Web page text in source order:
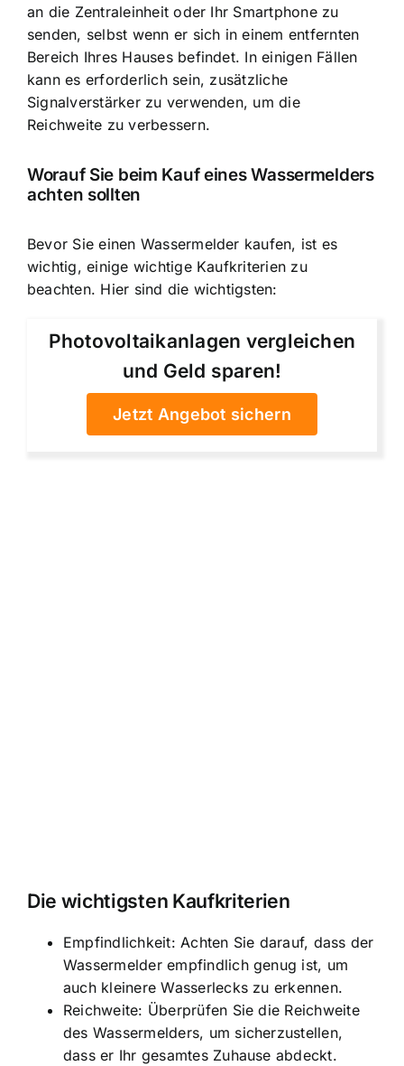
an die Zentraleinheit oder Ihr Smartphone zu
senden, selbst wenn er sich in einem entfernten
Bereich Ihres Hauses befindet. In einigen Fällen
kann es erforderlich sein, zusätzliche
Signalverstärker zu verwenden, um die
Reichweite zu verbessern.
Worauf Sie beim Kauf eines Wassermelders
achten sollten
Bevor Sie einen Wassermelder kaufen, ist es
wichtig, einige wichtige Kaufkriterien zu
beachten. Hier sind die wichtigsten:
Photovoltaikanlagen vergleichen
und Geld sparen!
Jetzt Angebot sichern
Die wichtigsten Kaufkriterien
Empfindlichkeit: Achten Sie darauf, dass der
Wassermelder empfindlich genug ist, um
auch kleinere Wasserlecks zu erkennen.
Reichweite: Überprüfen Sie die Reichweite
des Wassermelders, um sicherzustellen,
dass er Ihr gesamtes Zuhause abdeckt.